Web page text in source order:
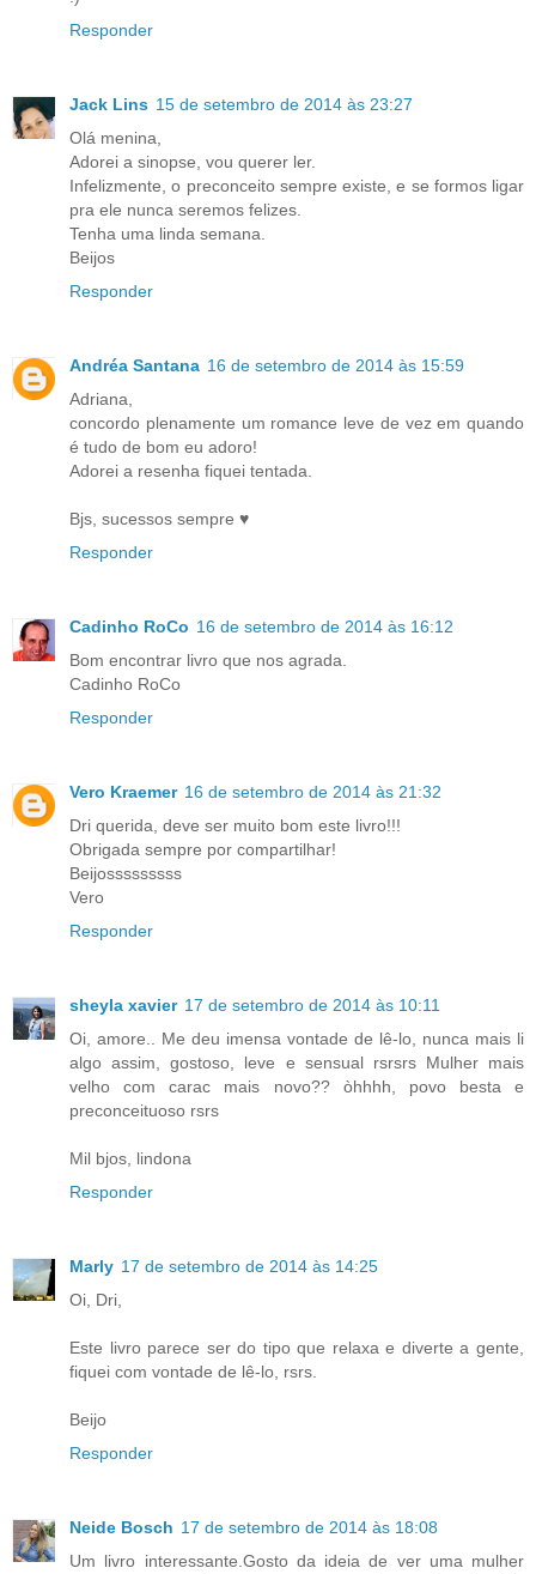
Responder
Jack Lins 15 de setembro de 2014 às 23:27
Olá menina,
Adorei a sinopse, vou querer ler.
Infelizmente, o preconceito sempre existe, e se formos ligar
pra ele nunca seremos felizes.
Tenha uma linda semana.
Beijos
Responder
Andréa Santana 16 de setembro de 2014 às 15:59
Adriana,
concordo plenamente um romance leve de vez em quando
é tudo de bom eu adoro!
Adorei a resenha fiquei tentada.
Bjs, sucessos sempre ♥
Responder
Cadinho RoCo 16 de setembro de 2014 às 16:12
Bom encontrar livro que nos agrada.
Cadinho RoCo
Responder
Vero Kraemer 16 de setembro de 2014 às 21:32
Dri querida, deve ser muito bom este livro!!!
Obrigada sempre por compartilhar!
Beijosssssssss
Vero
Responder
sheyla xavier 17 de setembro de 2014 às 10:11
Oi, amore.. Me deu imensa vontade de lê-lo, nunca mais li
algo assim, gostoso, leve e sensual rsrsrs Mulher mais
velho com carac mais novo?? òhhhh, povo besta e
preconceituoso rsrs
Mil bjos, lindona
Responder
Marly 17 de setembro de 2014 às 14:25
Oi, Dri,
Este livro parece ser do tipo que relaxa e diverte a gente,
fiquei com vontade de lê-lo, rsrs.
Beijo
Responder
Neide Bosch 17 de setembro de 2014 às 18:08
Um livro interessante.Gosto da ideia de ver uma mulher